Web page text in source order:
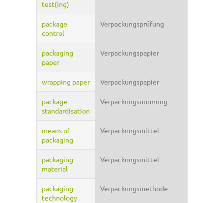
test(ing)
package
control
Verpackungsprüfung
packaging
paper
Verpackungspapier
wrapping paper Verpackungspapier
package
standardisation
Verpackungsnormung
means of
packaging
Verpackungsmittel
packaging
material
Verpackungsmittel
packaging
technology
Verpackungsmethode